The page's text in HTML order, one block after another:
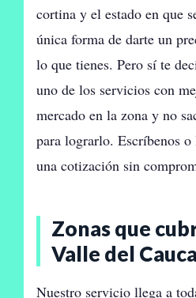
cortina y el estado en que
única forma de darte un
lo que tienes. Pero sí te
uno de los servicios con
mercado en la zona y no
para lograrlo. Escríbenos
una cotización sin
Zonas que
Valle del Cauca
Nuestro servicio llega a